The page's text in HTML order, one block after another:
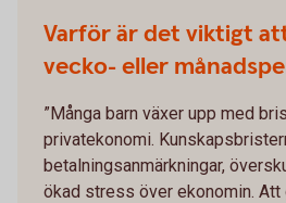
Varför är det viktigt
vecko- eller
”Många barn växer upp med
privatekonomi.
betalningsanmärkningar,
ökad stress över ekonomin. Att